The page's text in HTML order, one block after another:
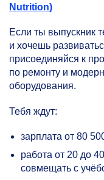
Nutrition)
Если ты выпускник
и хочешь
присоединяйся к
по ремонту и
оборудования.
Тебя ждут:
зарплата от 80
работа от 20 до
совмещать с